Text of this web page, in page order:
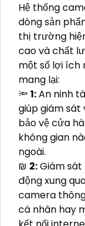
Hệ thống
dòng sản
thị trường
cao và chất
một số lợi ích
mang lại:
🔦 1:An ninh
giúp giám sát
bảo vệ cửa
không gian
ngoài.
₪ 2:Giám sát
động xung
camera
cá nhân hay